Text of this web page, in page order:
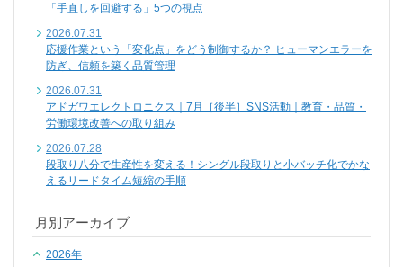
「手直しを回避する」5つの視点
2026.07.31
応援作業という「変化点」をどう制御するか？ ヒューマンエラーを
防ぎ、信頼を築く品質管理
2026.07.31
アドガワエレクトロニクス｜7月［後半］SNS活動｜教育・品質・
労働環境改善への取り組み
2026.07.28
段取り八分で生産性を変える！シングル段取りと小バッチ化でかな
えるリードタイム短縮の手順
月別アーカイブ
2026年